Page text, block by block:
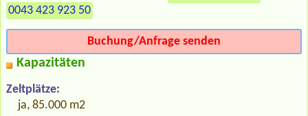
0043 423 923 50
Buchung/Anfrage senden
Kapazitäten
Zeltplätze:
ja, 85.000 m2